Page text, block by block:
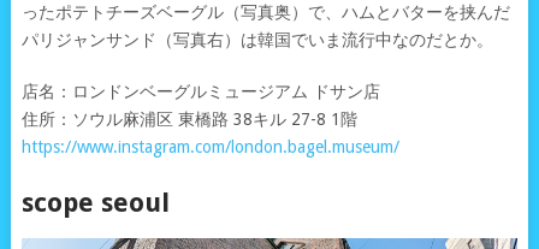
ったポテトチーズベーグル（写真奥）で、ハムとバターを挟んだ
パリジャンサンド（写真右）は韓国でいま流行中なのだとか。
店名：ロンドンベーグルミュージアム ドサン店
住所：ソウル麻浦区 東橋路 38キル 27-8 1階
https://www.instagram.com/london.bagel.museum/
scope seoul